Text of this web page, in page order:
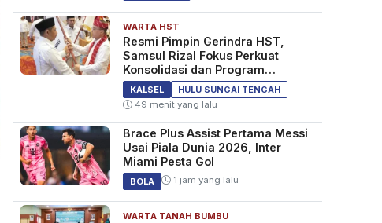
WARTA HST
Resmi Pimpin Gerindra HST,
Samsul Rizal Fokus Perkuat
Konsolidasi dan Program
Kerakyatan
KALSEL
HULU SUNGAI TENGAH
49 menit yang lalu
Brace Plus Assist Pertama Messi
Usai Piala Dunia 2026, Inter
Miami Pesta Gol
BOLA 1 jam yang lalu
WARTA TANAH BUMBU